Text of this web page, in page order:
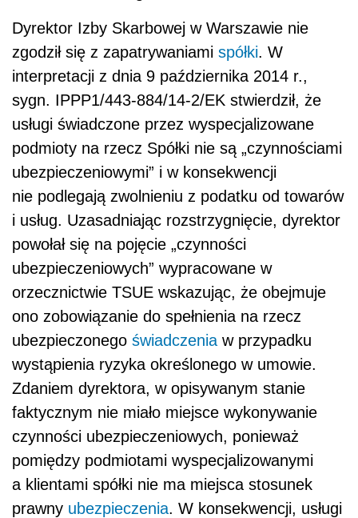
Dyrektor Izby Skarbowej w Warszawie nie
zgodził się z zapatrywaniami spółki. W
interpretacji z dnia 9 października 2014 r.,
sygn. IPPP1/443-884/14-2/EK stwierdził, że
usługi świadczone przez wyspecjalizowane
podmioty na rzecz Spółki nie są „czynnościami
ubezpieczeniowymi” i w konsekwencji
nie podlegają zwolnieniu z podatku od towarów
i usług. Uzasadniając rozstrzygnięcie, dyrektor
powołał się na pojęcie „czynności
ubezpieczeniowych” wypracowane w
orzecznictwie TSUE wskazując, że obejmuje
ono zobowiązanie do spełnienia na rzecz
ubezpieczonego świadczenia w przypadku
wystąpienia ryzyka określonego w umowie.
Zdaniem dyrektora, w opisywanym stanie
faktycznym nie miało miejsce wykonywanie
czynności ubezpieczeniowych, ponieważ
pomiędzy podmiotami wyspecjalizowanymi
a klientami spółki nie ma miejsca stosunek
prawny ubezpieczenia. W konsekwencji, usługi